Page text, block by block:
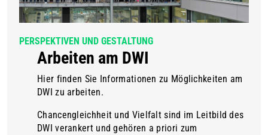
PERSPEKTIVEN UND GESTALTUNG
Arbeiten am DWI
Hier finden Sie Informationen zu Möglichkeiten am
DWI zu arbeiten.
Chancengleichheit und Vielfalt sind im Leitbild des
DWI verankert und gehören a priori zum